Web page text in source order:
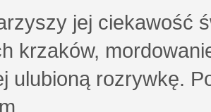
jej ciekawość
krzaków,
ulubioną rozrywkę.